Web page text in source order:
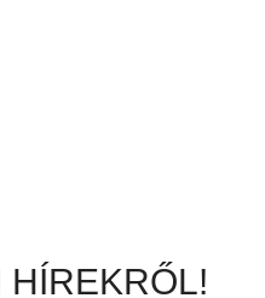
HÍREKRŐL!